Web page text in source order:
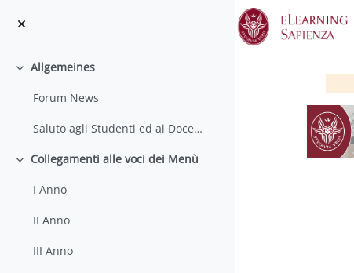
Einklappen
Allgemeines
Forum News
Saluto agli Studenti ed ai Docenti
Einklappen
Collegamenti alle voci dei Menù
I Anno
II Anno
III Anno